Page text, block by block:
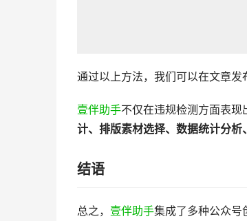
通过以上方法，我们可以在文章
壹伴助手不仅在违规检测方面表
计、排版素材选择、数据统计分
结语
总之， 壹伴助手集成了多种公众号